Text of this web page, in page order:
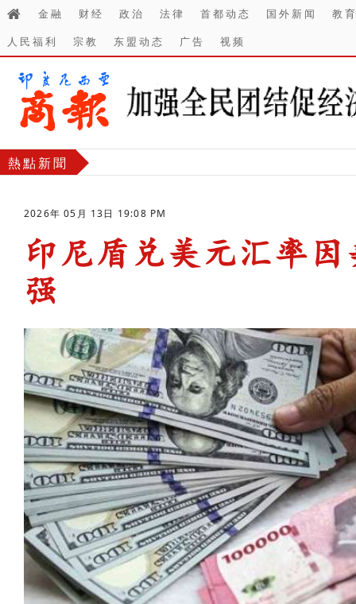
金融 财经 政治 法律 首都动态 国外新闻
教
人民福利
宗教 东盟动态 广告 视频
熱點新聞
2026年 05月 13日 19:08 PM
印尼盾兑美元汇率
强